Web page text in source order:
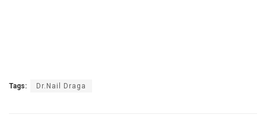
Tags: Dr.Nail Draga